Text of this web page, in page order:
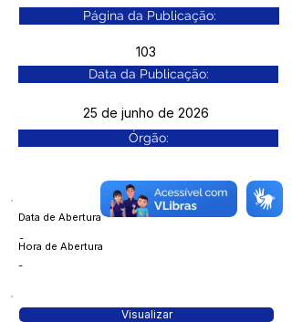
Página da Publicação:
103
Data da Publicação:
25 de junho de 2026
Órgão:
Data de Abertura
-
Hora de Abertura
-
Visualizar